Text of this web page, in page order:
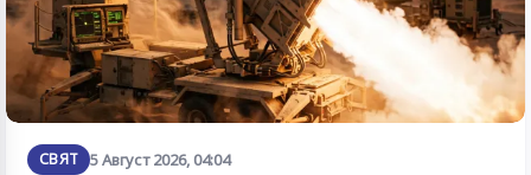
СВЯТ 5 Август 2026, 04:04